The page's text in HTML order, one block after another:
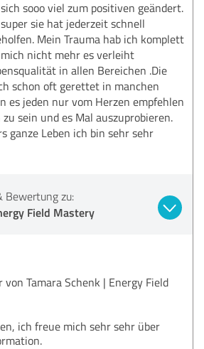
sooo viel zum positiven geändert.
sie hat jederzeit schnell
Mein Trauma hab ich komplett
nicht mehr es verleiht
in allen Bereichen .Die
schon oft gerettet in manchen
es jeden nur vom Herzen empfehlen
sein und es Mal auszuprobieren.
ganze Leben ich bin sehr sehr
Bewertung zu:
Field Mastery
von Tamara Schenk | Energy Field
ich freue mich sehr sehr über